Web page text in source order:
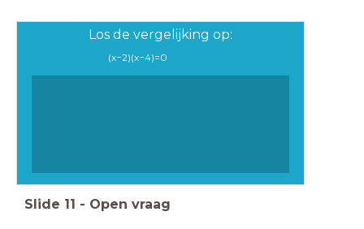
Los de vergelijking op:
(x−2)(x−4)=0
Slide 11 - Open vraag